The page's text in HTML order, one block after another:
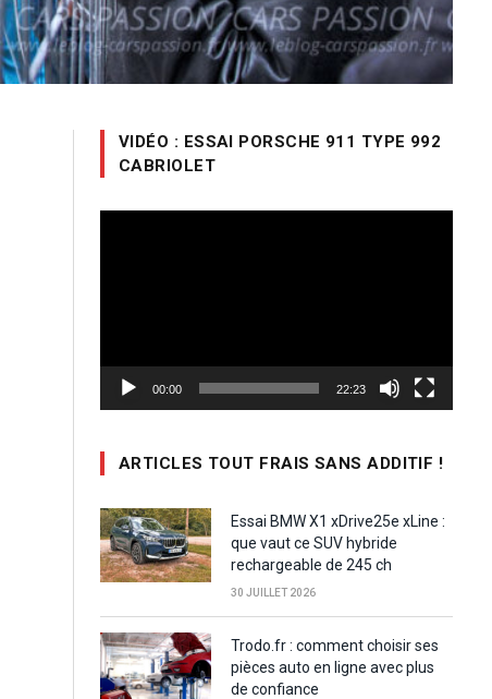
VIDÉO : ESSAI PORSCHE 911 TYPE 992
CABRIOLET
00:00 22:23
ARTICLES TOUT FRAIS SANS ADDITIF !
Essai BMW X1 xDrive25e xLine :
que vaut ce SUV hybride
rechargeable de 245 ch
30 JUILLET 2026
Trodo.fr : comment choisir ses
pièces auto en ligne avec plus
de confiance